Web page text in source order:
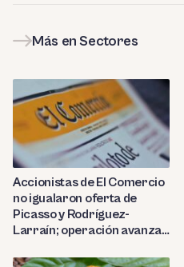
Más en Sectores
Accionistas de El Comercio
no igualaron oferta de
Picasso y Rodríguez-
Larraín; operación avanza